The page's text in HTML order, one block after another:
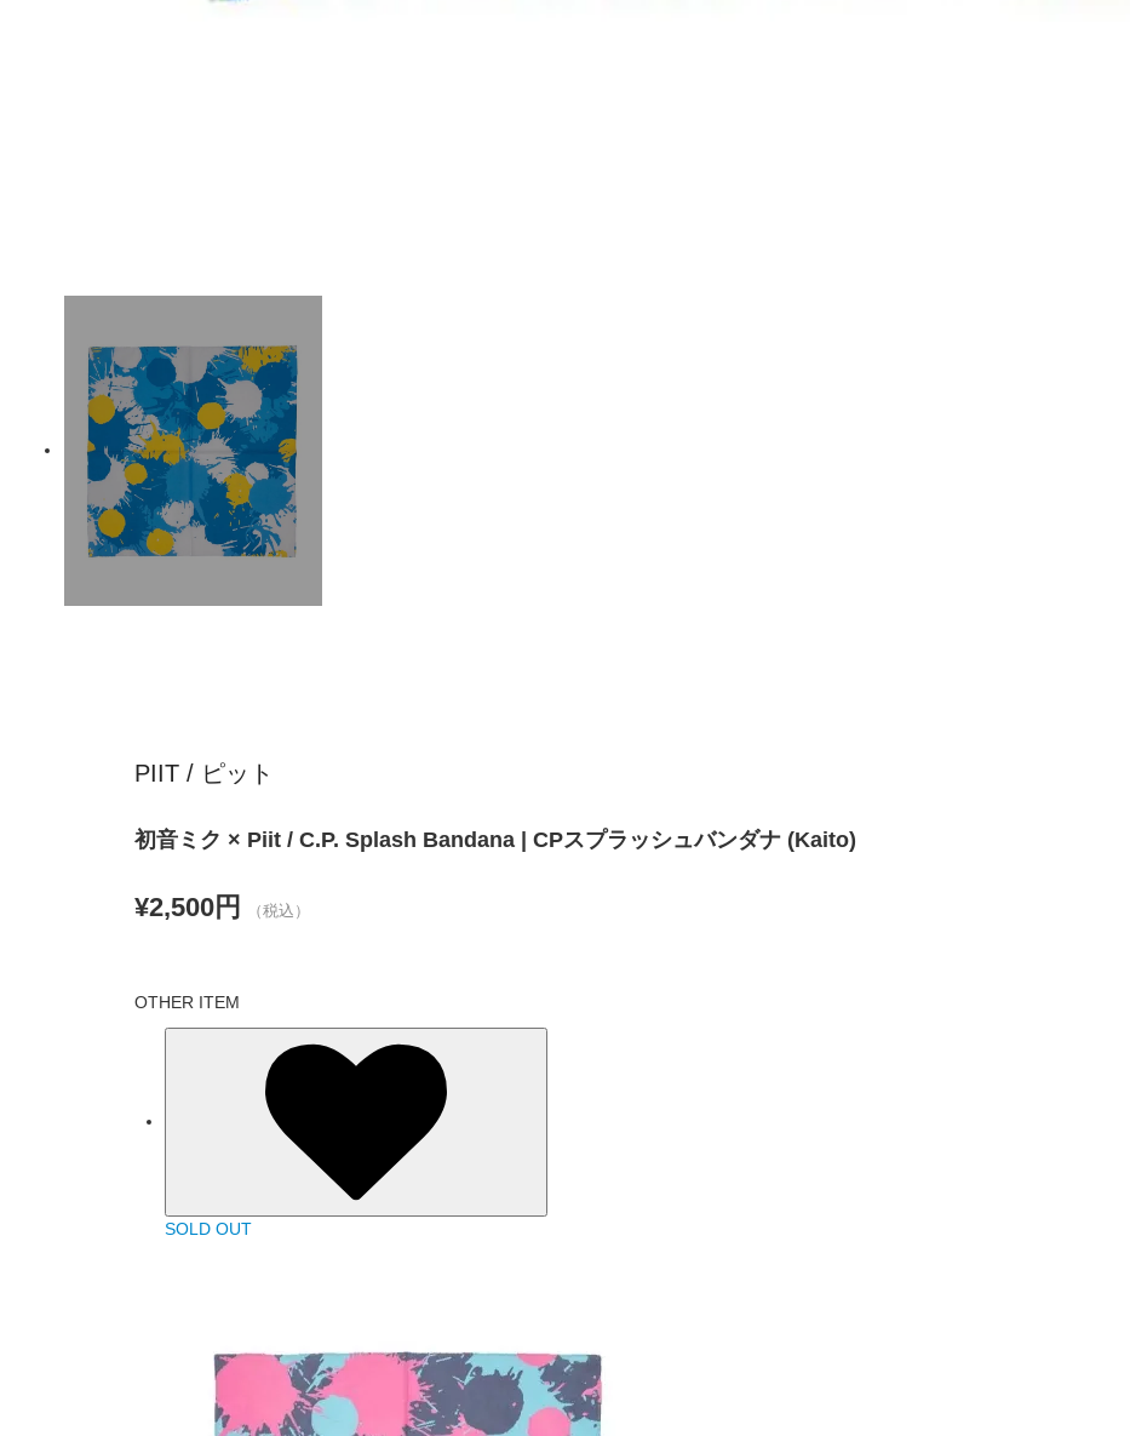
PIIT / ピット
初音ミク × Piit / C.P. Splash Bandana | CPスプラッシュバンダナ (Kaito)
¥2,500円 （税込）
OTHER ITEM
SOLD OUT